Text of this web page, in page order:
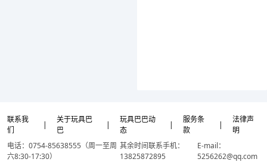
联系我
们
|
关于玩具巴
巴
|
玩具巴巴动
态
|
服务条
款
|
法律声
明
电话：0754-85638555（周一至周
六8:30-17:30）
其余时间联系手机：
13825872895
E-mail：
5256262@qq.com